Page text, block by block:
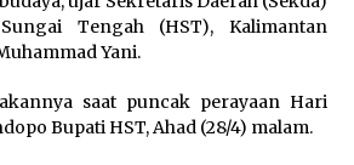
Tengah (HST), Kalimantan
Yani.
saat puncak perayaan Hari
Bupati HST, Ahad (28/4) malam.